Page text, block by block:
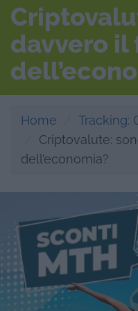
davvero il
Home
Tracking:
Criptovalute:
dell’economia?